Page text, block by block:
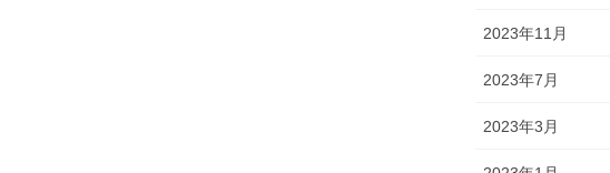
2023年11月
2023年7月
2023年3月